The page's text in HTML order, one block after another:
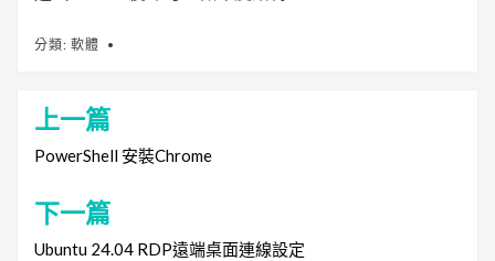
分類: 軟體
文
章
導
覽
上一篇
PowerShell 安裝Chrome
下一篇
Ubuntu 24.04 RDP遠端桌面連線設定